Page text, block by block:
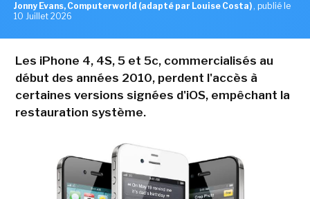
Jonny Evans, Computerworld (adapté par Louise Costa) , publié le
10 Juillet 2026
Les iPhone 4, 4S, 5 et 5c, commercialisés au
début des années 2010, perdent l'accès à
certaines versions signées d'iOS, empêchant la
restauration système.